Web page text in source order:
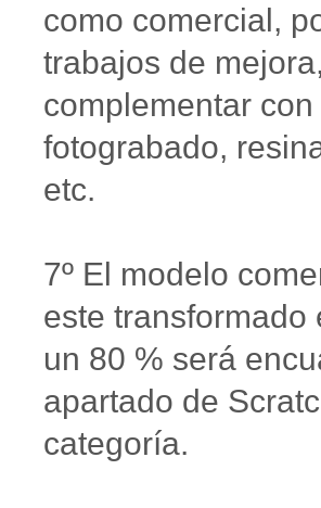
como comercial,
trabajos de
complementar
fotograbado,
etc.
7º El modelo
este transformado
un 80 % será
apartado de
categoría.